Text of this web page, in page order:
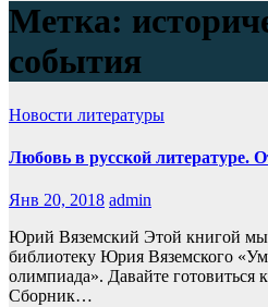
Метка:
события
Новости литературы
Любовь в русской литературе.
Янв 20, 2018 admin
Юрий Вяземский Этой книгой
библиотеку Юрия Вяземского
олимпиада». Давайте готовиться
Сборник…